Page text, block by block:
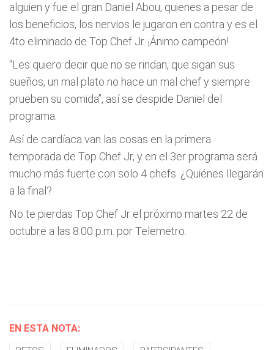
alguien y fue el gran Daniel Abou, quienes a pesar de
los beneficios, los nervios le jugaron en contra y es el
4to eliminado de Top Chef Jr. ¡Ánimo campeón!
“Les quiero decir que no se rindan, que sigan sus
sueños, un mal plato no hace un mal chef y siempre
prueben su comida”, así se despide Daniel del
programa.
Así de cardíaca van las cosas en la primera
temporada de Top Chef Jr, y en el 3er programa será
mucho más fuerte con solo 4 chefs. ¿Quiénes llegarán
a la final?
No te pierdas Top Chef Jr el próximo martes 22 de
octubre a las 8:00 p.m. por Telemetro.
EN ESTA NOTA: